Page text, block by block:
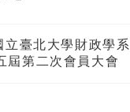
立臺北大學財政學系
屆第二次會員大會